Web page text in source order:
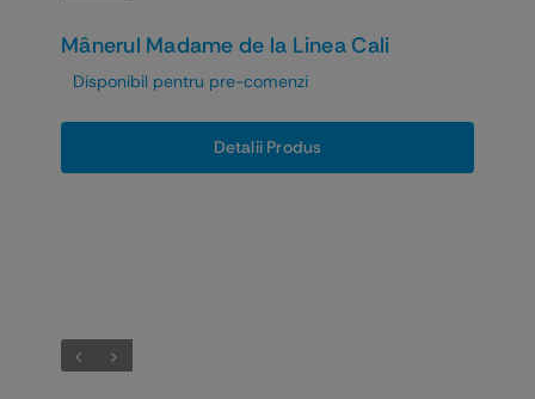
Mânerul Madame de la Linea Cali
Disponibil pentru pre-comenzi
Detalii Produs